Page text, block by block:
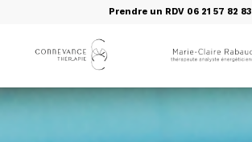
Prendre un RDV 06 21 57 82 83